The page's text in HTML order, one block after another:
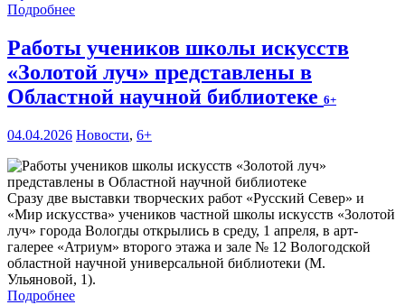
Подробнее
Работы учеников школы искусств
«Золотой луч» представлены в
Областной научной библиотеке 6+
04.04.2026 Новости, 6+
Сразу две выставки творческих работ «Русский Север» и
«Мир искусства» учеников частной школы искусств «Золотой
луч» города Вологды открылись в среду, 1 апреля, в арт-
галерее «Атриум» второго этажа и зале № 12 Вологодской
областной научной универсальной библиотеки (М.
Ульяновой, 1).
Подробнее